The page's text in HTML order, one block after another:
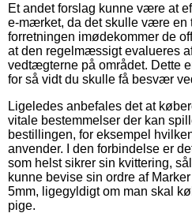
Et andet forslag kunne være at
e-mærket, da det skulle være en
forretningen imødekommer de
at den regelmæssigt evalueres
vedtægterne på området. Dette
for så vidt du skulle få besvær
Ligeledes anbefales det at
vitale bestemmelser der kan
bestillingen, for eksempel
anvender. I den forbindelse er
som helst sikrer sin kvittering,
kunne bevise sin ordre af
5mm, ligegyldigt om man skal
pige.